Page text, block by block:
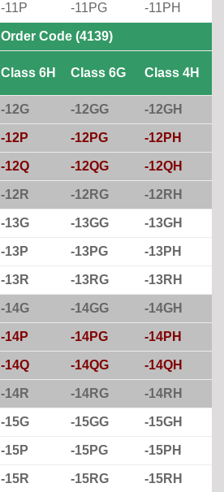
-11P -11PG -11PH
Order Code (4139)
Class 6H Class 6G Class 4H
-12G -12GG -12GH
-12P -12PG -12PH
-12Q -12QG -12QH
-12R -12RG -12RH
-13G -13GG -13GH
-13P -13PG -13PH
-13R -13RG -13RH
-14G -14GG -14GH
-14P -14PG -14PH
-14Q -14QG -14QH
-14R -14RG -14RH
-15G -15GG -15GH
-15P -15PG -15PH
-15R -15RG -15RH